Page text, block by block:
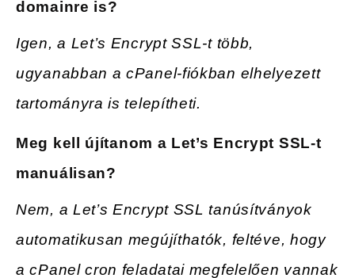
domainre is?
Igen, a Let’s Encrypt SSL-t több,
ugyanabban a cPanel-fiókban elhelyezett
tartományra is telepítheti.
Meg kell újítanom a Let’s Encrypt SSL-t
manuálisan?
Nem, a Let’s Encrypt SSL tanúsítványok
automatikusan megújíthatók, feltéve, hogy
a cPanel cron feladatai megfelelően vannak